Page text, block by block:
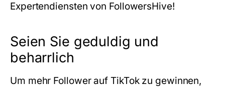
Expertendiensten von FollowersHive!
Seien Sie geduldig und
beharrlich
Um mehr Follower auf TikTok zu gewinnen,